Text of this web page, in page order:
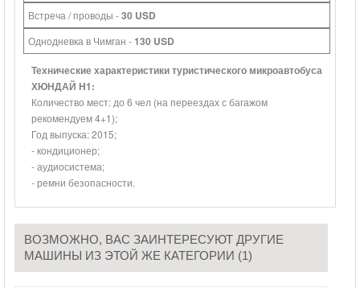
Встреча / проводы -30 USD
Однодневка в Чимган - 130 USD
Технические характеристики туристического микроавтобуса
ХЮНДАЙ H1:
Количество мест: до 6 чел (на переездах с багажом
рекомендуем 4+1);
Год выпуска: 2015;
- кондиционер;
- аудиосистема;
- ремни безопасности.
ВОЗМОЖНО, ВАС ЗАИНТЕРЕСУЮТ ДРУГИЕ
МАШИНЫ ИЗ ЭТОЙ ЖЕ КАТЕГОРИИ (1)